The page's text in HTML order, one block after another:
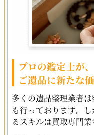
プロの鑑定士が、
ご遺品に新たな
多くの遺品整理業者
も行っております。
るスキルは買取専門